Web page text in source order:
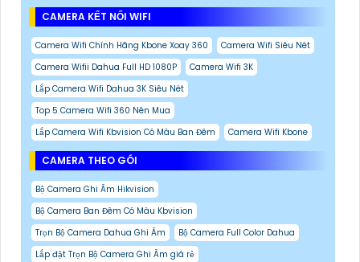
CAMERA KẾT NỐI WIFI
Camera Wifi Chính Hãng Kbone Xoay 360
Camera Wifi Siêu Nét
Camera Wifii Dahua Full HD 1080P
Camera Wifi 3K
Lắp Camera Wifi Dahua 3K Siêu Nét
Top 5 Camera Wifi 360 Nên Mua
Lắp Camera Wifi Kbvision Có Màu Ban Đêm
Camera Wifi Kbone
CAMERA THEO GÓI
Bộ Camera Ghi Âm Hikvision
Bộ Camera Ban Đêm Có Màu Kbvision
Trọn Bộ Camera Dahua Ghi Âm
Bộ Camera Full Color Dahua
Lắp đặt Trọn Bộ Camera Ghi Âm giá rẻ